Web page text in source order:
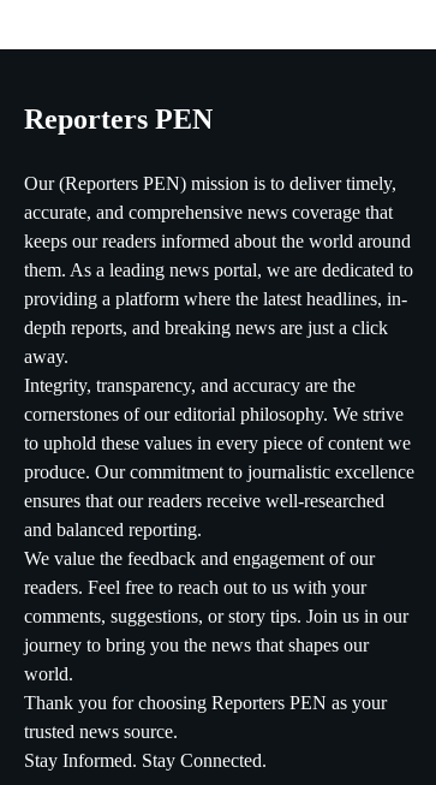
Reporters PEN
Our (Reporters PEN) mission is to deliver timely,
accurate, and comprehensive news coverage that
keeps our readers informed about the world around
them. As a leading news portal, we are dedicated to
providing a platform where the latest headlines, in-
depth reports, and breaking news are just a click
away.
Integrity, transparency, and accuracy are the
cornerstones of our editorial philosophy. We strive
to uphold these values in every piece of content we
produce. Our commitment to journalistic excellence
ensures that our readers receive well-researched
and balanced reporting.
We value the feedback and engagement of our
readers. Feel free to reach out to us with your
comments, suggestions, or story tips. Join us in our
journey to bring you the news that shapes our
world.
Thank you for choosing Reporters PEN as your
trusted news source.
Stay Informed. Stay Connected.